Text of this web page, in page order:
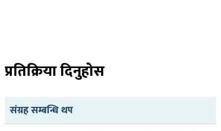
प्रतिक्रिया दिनुहोस
संग्रह सम्बन्धि थप